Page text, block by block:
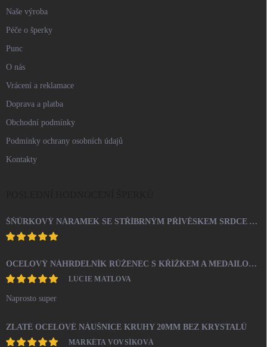
Naše výroba
Péče o šperky
Punc
O nás
Vrácení a reklamace
Doprava a platba
Obchodní podmínky
Podmínky ochrany osobních údajů
Kontakty
ŠŇŮRKOVÝ NÁRAMEK SE STŘÍBRNÝM PŘÍVĚSKEM SRDCE A KRYSTALY SWAROVSKI CRYSTAL (STŘÍBRO 925/1000)
OCELOVÝ NÁHRDELNÍK RŮŽENEC S KŘÍŽKEM A MEDAILONEM
LUCIE MATLOVA
Naprosto super
ZLATÉ OCELOVÉ NÁUŠNICE KRUHY 20MM BEZ KRYSTALŮ
MARKÉTA VOVSÍKOVÁ